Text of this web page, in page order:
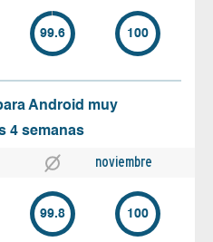
99.6 100
Android muy
4 semanas
noviembre
99.8 100